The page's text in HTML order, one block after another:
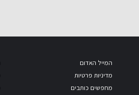
המייל האדום
מדיניות פרטיות
מחפשים כותבים